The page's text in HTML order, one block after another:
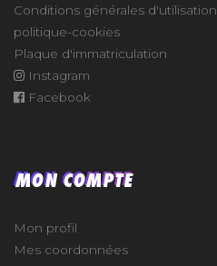
Conditions générales d'utilisation
politique-cookies
Plaque d'immatriculation
Instagram
Facebook
MON COMPTE
Mon profil
Mes coordonnées